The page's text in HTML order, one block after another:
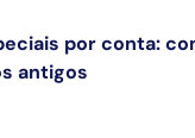
por conta:
antigos